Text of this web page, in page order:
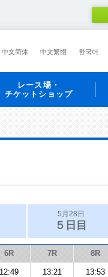
中文简体 中文繁體 한국어
レース場・
チケットショップ
5月28日
５日目
6R 7R 8R
12:49 13:21 13:53